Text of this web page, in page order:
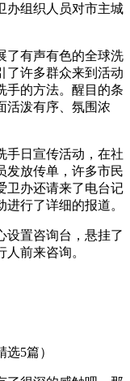
办组织人员对市主城
了有声有色的全球洗
了许多群众来到活动
手的方法。醒目的条
活泼有序、氛围浓
手日宣传活动，在社
发放传单，许多市民
卫办还请来了电台记
行了详细的报道。
设置咨询台，悬挂了
前来咨询。
5篇）